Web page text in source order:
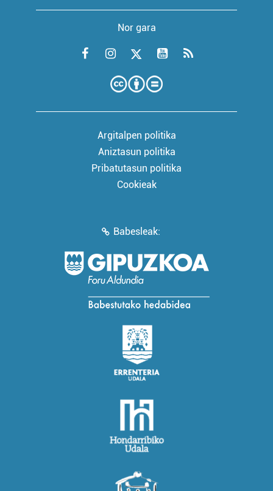
Nor gara
Argitalpen politika
Aniztasun politika
Pribatutasun politika
Cookieak
Babesleak: